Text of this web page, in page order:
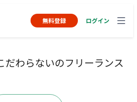
無料登録 ログイン
だわらないのフリーランス